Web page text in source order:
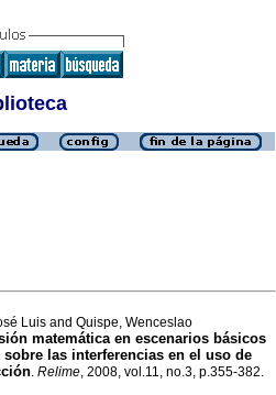
Luis and Quispe, Wenceslao
matemática en escenarios básicos
sobre las interferencias en el uso de
. Relime, 2008, vol.11, no.3, p.355-382.